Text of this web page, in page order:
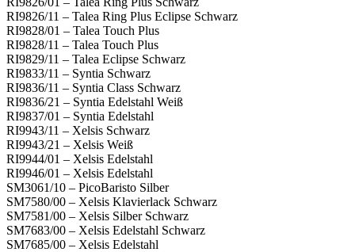
RI9826/11 – Talea Ring Plus Eclipse Schwarz
RI9828/01 – Talea Touch Plus
RI9828/11 – Talea Touch Plus
RI9829/11 – Talea Eclipse Schwarz
RI9833/11 – Syntia Schwarz
RI9836/11 – Syntia Class Schwarz
RI9836/21 – Syntia Edelstahl Weiß
RI9837/01 – Syntia Edelstahl
RI9943/11 – Xelsis Schwarz
RI9943/21 – Xelsis Weiß
RI9944/01 – Xelsis Edelstahl
RI9946/01 – Xelsis Edelstahl
SM3061/10 – PicoBaristo Silber
SM7580/00 – Xelsis Klavierlack Schwarz
SM7581/00 – Xelsis Silber Schwarz
SM7683/00 – Xelsis Edelstahl Schwarz
SM7685/00 – Xelsis Edelstahl